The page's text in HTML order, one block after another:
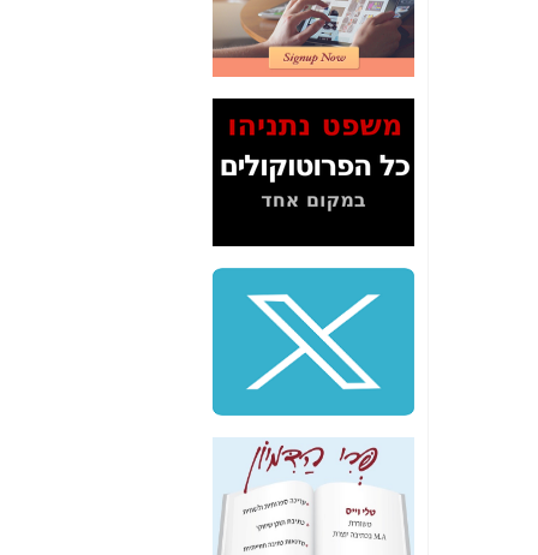
2" על תעלולי השר
משה כחלון -כאן
הסלולר" ואיך מסרסים
את הנתונים לציבור -
כאן
סיכום ביקור בסיליקון
שלמה פילבר (עד
לאחרונה מנכ"ל משרד
התקשורת) - עד
מדינה? הצחקתם
"יש אפליה בחקירה"?
חשיפה: למה השר
משה כחלון לא נחקר
עד היום? -
כאן